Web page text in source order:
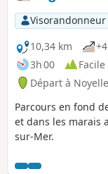
Visorandonneur
10,34 km
3h 00
Facile
Départ à
Parcours en fond
et dans les marais
sur-Mer.